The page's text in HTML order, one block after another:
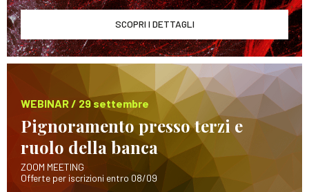
SCOPRI I DETTAGLI
WEBINAR / 29 settembre
Pignoramento presso terzi e
ruolo della banca
ZOOM MEETING
Offerte per iscrizioni entro 08/09